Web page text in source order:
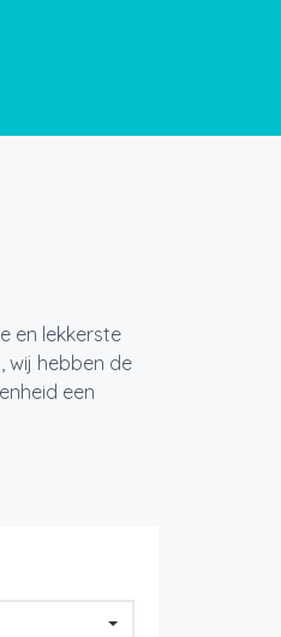
en lekkerste
wij hebben de
een